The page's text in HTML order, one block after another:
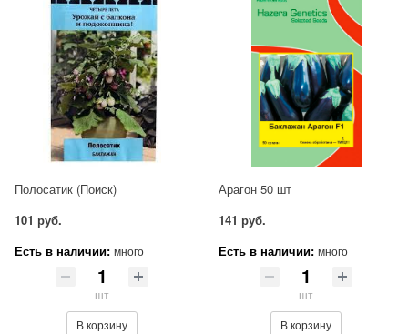
Полосатик (Поиск)
101 руб.
Есть в наличии: много
шт
В корзину
Арагон 50 шт
141 руб.
Есть в наличии: много
шт
В корзину